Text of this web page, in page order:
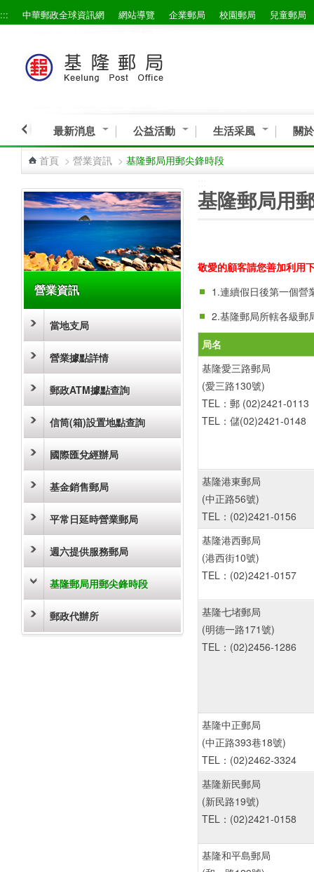
跳到主要內容區塊
::: 中華郵政全球資訊網 網站導覽 企業郵局 校園郵局 兒童郵局
最新消息 公益活動 生活采風 關
首頁 > 營業資訊 > 基隆郵局用郵尖鋒時段
營業資訊
當地支局
營業據點詳情
郵政ATM據點查詢
信筒(箱)設置地點查詢
國際匯兌經辦局
基金銷售郵局
平常日延時營業郵局
週六提供服務郵局
基隆郵局用郵尖鋒時段
郵政代辦所
基隆郵局用
敬愛的顧客請您善加利用
1.連續假日後第一個營
2.基隆郵局所轄各級郵
局名
基隆愛三路郵局
(愛三路130號)
TEL：郵 (02)2421-0113
TEL：儲(02)2421-0148
基隆港東郵局
(中正路56號)
TEL：(02)2421-0156
基隆港西郵局
(港西街10號)
TEL：(02)2421-0157
基隆七堵郵局
(明德一路171號)
TEL：(02)2456-1286
基隆中正郵局
(中正路393巷18號)
TEL：(02)2462-3324
基隆新民郵局
(新民路19號)
TEL：(02)2421-0158
基隆和平島郵局